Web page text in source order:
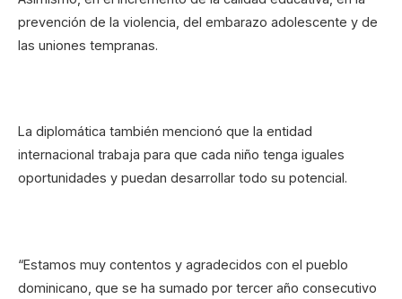
prevención de la violencia, del embarazo adolescente y de
las uniones tempranas.
La diplomática también mencionó que la entidad
internacional trabaja para que cada niño tenga iguales
oportunidades y puedan desarrollar todo su potencial.
“Estamos muy contentos y agradecidos con el pueblo
dominicano, que se ha sumado por tercer año consecutivo